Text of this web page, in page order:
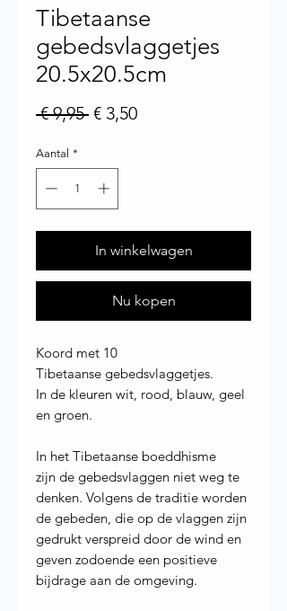
Tibetaanse
gebedsvlaggetjes
20.5x20.5cm
€ 9,95 Normale prijs
€ 3,50Verkoopprijs
Aantal *
In winkelwagen
Nu kopen
Koord met 10
Tibetaanse gebedsvlaggetjes.
In de kleuren wit, rood, blauw, geel
en groen.
In het Tibetaanse boeddhisme
zijn de gebedsvlaggen niet weg te
denken. Volgens de traditie worden
de gebeden, die op de vlaggen zijn
gedrukt verspreid door de wind en
geven zodoende een positieve
bijdrage aan de omgeving.